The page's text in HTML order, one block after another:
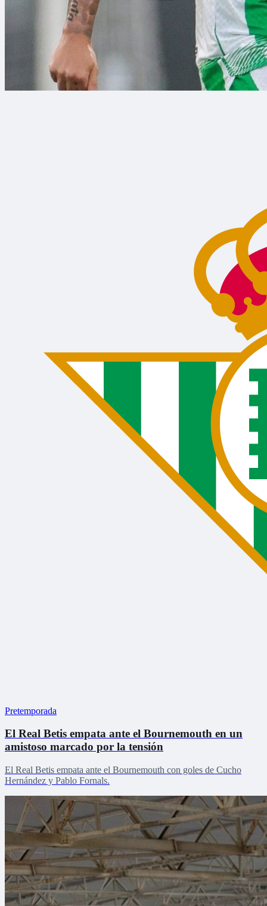
Pretemporada
El Real Betis empata ante el Bournemouth en un
amistoso marcado por la tensión
El Real Betis empata ante el Bournemouth con goles de Cucho
Hernández y Pablo Fornals.